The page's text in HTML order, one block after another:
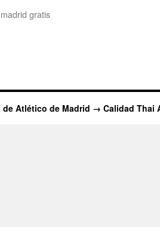
gratis
de Atlético de Madrid → Calidad Thai